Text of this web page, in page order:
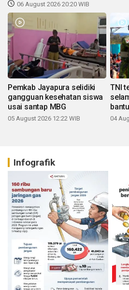
06 August 2026 20:20 WIB
Pemkab Jayapura selidiki
gangguan kesehatan siswa
usai santap MBG
05 August 2026 12:22 WIB
TNI
04
Infografik